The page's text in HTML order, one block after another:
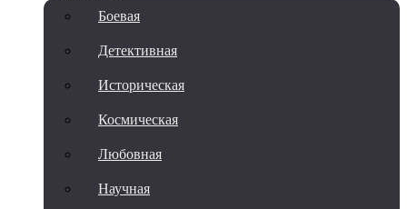
Боевая
Детективная
Историческая
Космическая
Любовная
Научная